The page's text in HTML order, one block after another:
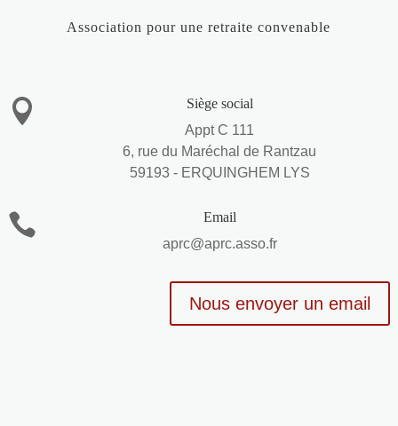
Association pour une retraite convenable

Siège social
Appt C 111
6, rue du Maréchal de Rantzau
59193 - ERQUINGHEM LYS

Email
aprc@aprc.asso.fr
Nous envoyer un email